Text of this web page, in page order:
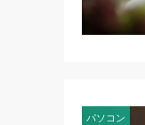
パソコン